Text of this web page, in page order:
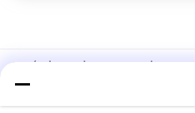
مسامير نحاسية عادية مقاس 40 مم ، مسامير تسقيف نحاسية صلبة /